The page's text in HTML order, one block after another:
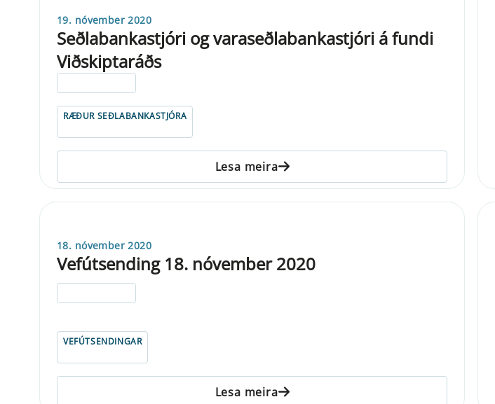
19. nóvember 2020
Seðlabankastjóri og varaseðlabankastjóri á fundi
Viðskiptaráðs
RÆÐUR SEÐLABANKASTJÓRA
Lesa meira
18. nóvember 2020
Vefútsending 18. nóvember 2020
VEFÚTSENDINGAR
Lesa meira